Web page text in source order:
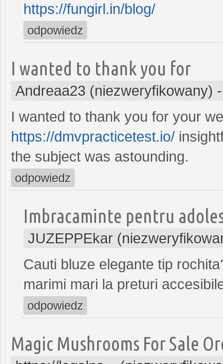
https://fungirl.in/blog/
odpowiedz
I wanted to thank you for
Andreaa23 (niezweryfikowany)
I wanted to thank you for your
https://dmvpracticetest.io/
the subject was astounding.
odpowiedz
Imbracaminte pentru
JUZEPPEkar
Cauti bluze elegante tip
marimi mari la preturi
odpowiedz
Magic Mushrooms For Sale